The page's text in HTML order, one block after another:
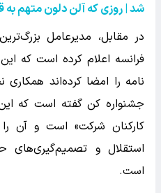
شد | روزی که آلن دلون متهم
در مقابل، مدیرعامل
فرانسه اعلام کرده است که
نامه را امضا کرده‌اند
جشنواره کن گفته است که
کارکنان شرکت» است و آن
استقلال و تصمیم‌گیری‌های
است.